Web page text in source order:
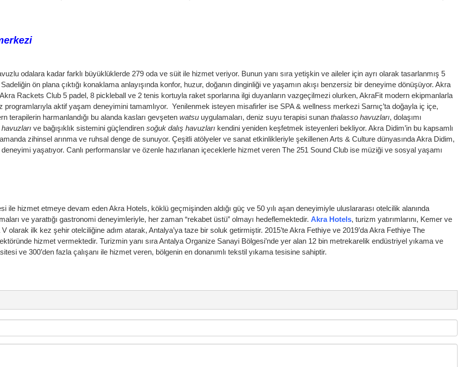
odalara kadar farklı büyüklüklerde 279 oda ve süit ile hizmet veriyor. Bunun yanı sıra yetişkin ve aileler için ayrı olarak tasarlanmış 5
Sadeliğin ön plana çıktığı konaklama anlayışında konfor, huzur, doğanın dinginliği ve yaşamın akışı benzersiz bir deneyime dönüşüyor. Akra
Rackets Club 5 padel, 8 pickleball ve 2 tenis kortuyla raket sporlarına ilgi duyanların vazgeçilmezi olurken, AkraFit modern ekipmanlarla
programlarıyla aktif yaşam deneyimini tamamlıyor. Yenilenmek isteyen misafirler ise SPA & wellness merkezi Sarnıç’ta doğayla iç içe,
terapilerin harmanlandığı bu alanda kasları gevşeten watsu uygulamaları, deniz suyu terapisi sunan thalasso havuzları, dolaşımı
ve bağışıklık sistemini güçlendiren soğuk dalış havuzları kendini yeniden keşfetmek isteyenleri bekliyor. Akra Didim’in bu kapsamlı
zihinsel arınma ve ruhsal denge de sunuyor. Çeşitli atölyeler ve sanat etkinlikleriyle şekillenen Arts & Culture dünyasında Akra Didim,
yaşatıyor. Canlı performanslar ve özenle hazırlanan içeceklerle hizmet veren The 251 Sound Club ise müziği ve sosyal yaşamı
ile hizmet etmeye devam eden Akra Hotels, köklü geçmişinden aldığı güç ve 50 yılı aşan deneyimiyle uluslararası otelcilik alanında
ve yarattığı gastronomi deneyimleriyle, her zaman “rekabet üstü” olmayı hedeflemektedir. Akra Hotels, turizm yatırımlarını, Kemer ve
olarak ilk kez şehir otelciliğine adım atarak, Antalya’ya taze bir soluk getirmiştir. 2015’te Akra Fethiye ve 2019’da Akra Fethiye The
hizmet vermektedir. Turizmin yanı sıra Antalya Organize Sanayi Bölgesi’nde yer alan 12 bin metrekarelik endüstriyel yıkama ve
ve 300’den fazla çalışanı ile hizmet veren, bölgenin en donanımlı tekstil yıkama tesisine sahiptir.